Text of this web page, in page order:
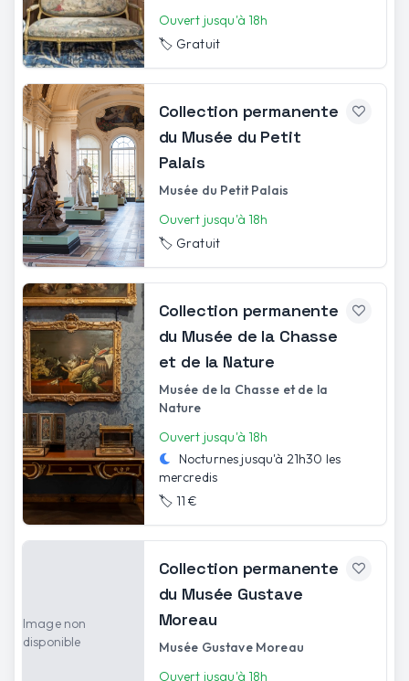
Ouvert jusqu'à 18h
🏷️ Gratuit
Collection permanente
du Musée du Petit
Palais
Musée du Petit Palais
Ouvert jusqu'à 18h
🏷️ Gratuit
Collection permanente
du Musée de la Chasse
et de la Nature
Musée de la Chasse et de la
Nature
Ouvert jusqu'à 18h
Nocturnes jusqu'à 21h30 les
mercredis
🏷️ 11 €
Image non
disponible
Collection permanente
du Musée Gustave
Moreau
Musée Gustave Moreau
Ouvert jusqu'à 18h